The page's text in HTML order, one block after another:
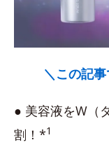
＼この記
● 美容液をW（
割！*1